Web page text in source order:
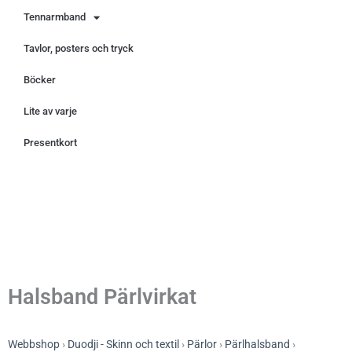
Tennarmband
Tavlor, posters och tryck
Böcker
Lite av varje
Presentkort
Halsband Pärlvirkat
Webbshop › Duodji - Skinn och textil › Pärlor › Pärlhalsband ›